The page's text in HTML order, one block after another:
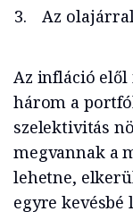
Az
Az infláció
három a
szelektivitás
megvannak a
lehetne,
egyre kevésbé